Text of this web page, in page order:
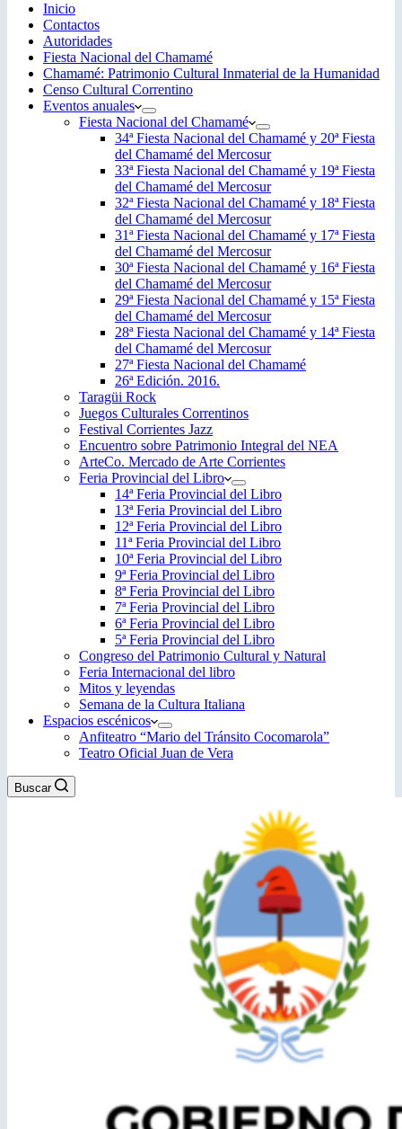
Inicio
Contactos
Autoridades
Fiesta Nacional del Chamamé
Chamamé: Patrimonio Cultural Inmaterial de la Humanidad
Censo Cultural Correntino
Eventos anuales
Fiesta Nacional del Chamamé
34ª Fiesta Nacional del Chamamé y 20ª Fiesta
del Chamamé del Mercosur
33ª Fiesta Nacional del Chamamé y 19ª Fiesta
del Chamamé del Mercosur
32ª Fiesta Nacional del Chamamé y 18ª Fiesta
del Chamamé del Mercosur
31ª Fiesta Nacional del Chamamé y 17ª Fiesta
del Chamamé del Mercosur
30ª Fiesta Nacional del Chamamé y 16ª Fiesta
del Chamamé del Mercosur
29ª Fiesta Nacional del Chamamé y 15ª Fiesta
del Chamamé del Mercosur
28ª Fiesta Nacional del Chamamé y 14ª Fiesta
del Chamamé del Mercosur
27ª Fiesta Nacional del Chamamé
26ª Edición. 2016.
Taragüi Rock
Juegos Culturales Correntinos
Festival Corrientes Jazz
Encuentro sobre Patrimonio Integral del NEA
ArteCo. Mercado de Arte Corrientes
Feria Provincial del Libro
14ª Feria Provincial del Libro
13ª Feria Provincial del Libro
12ª Feria Provincial del Libro
11ª Feria Provincial del Libro
10ª Feria Provincial del Libro
9ª Feria Provincial del Libro
8ª Feria Provincial del Libro
7ª Feria Provincial del Libro
6ª Feria Provincial del Libro
5ª Feria Provincial del Libro
Congreso del Patrimonio Cultural y Natural
Feria Internacional del libro
Mitos y leyendas
Semana de la Cultura Italiana
Espacios escénicos
Anfiteatro “Mario del Tránsito Cocomarola”
Teatro Oficial Juan de Vera
Buscar